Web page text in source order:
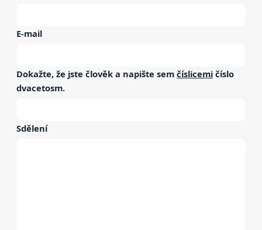
E-mail
Dokažte, že jste člověk a napište sem číslicemi číslo
dvacetosm.
Sdělení